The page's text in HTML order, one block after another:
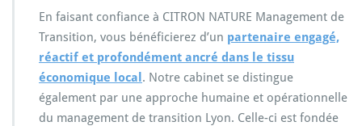
En faisant confiance à CITRON NATURE Management de
Transition, vous bénéficierez d’un partenaire engagé,
réactif et profondément ancré dans le tissu
économique local . Notre cabinet se distingue
également par une approche humaine et opérationnelle
du management de transition Lyon. Celle-ci est fondée